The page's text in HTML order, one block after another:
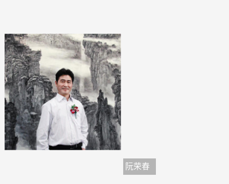
阮荣春